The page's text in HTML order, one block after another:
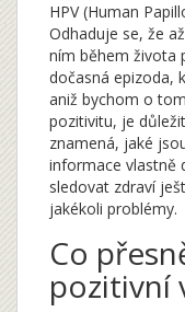
HPV (Human
Odhaduje se, že
ním během života
dočasná epizoda,
aniž bychom o
pozitivitu, je
znamená, jaké
informace vlastně
sledovat zdraví
jakékoli problémy.
Co
pozitivní